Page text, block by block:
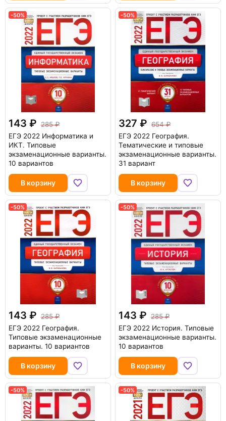
-50%
143
285
ЕГЭ 2022 Информатика и
ИКТ. Типовые
экзаменационные варианты.
10 вариантов
В корзину
-50%
327
654
ЕГЭ 2022 География.
Тематические и типовые
экзаменационные варианты.
31 вариант
В корзину
-50%
143
285
ЕГЭ 2022 География.
Типовые экзаменационные
варианты. 10 вариантов
В корзину
-50%
143
285
ЕГЭ 2022 История. Типовые
экзаменационные варианты.
10 вариантов
В корзину
-50% -50%